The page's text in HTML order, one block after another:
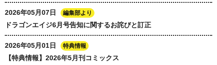
2026年05月07日 編集部より
ドラゴンエイジ6月号告知に関するお詫びと訂正
2026年05月01日 特典情報
【特典情報】2026年5月刊コミックス